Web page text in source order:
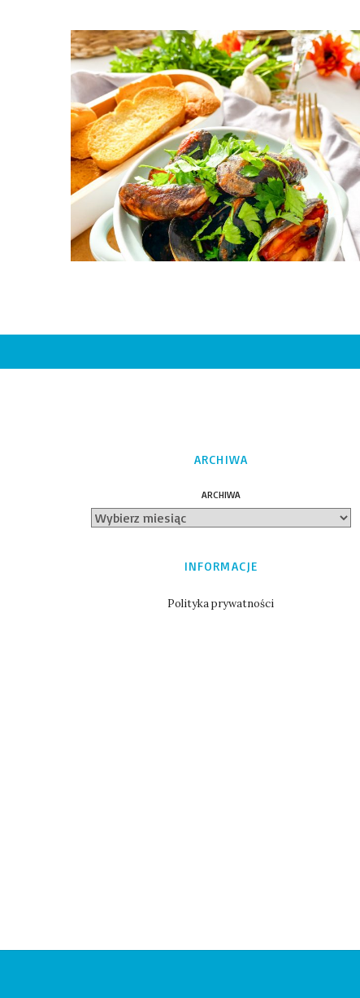
ARCHIWA
ARCHIWA
INFORMACJE
Polityka prywatności